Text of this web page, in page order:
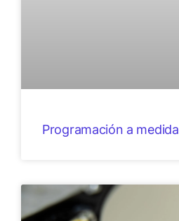
Programación a medida